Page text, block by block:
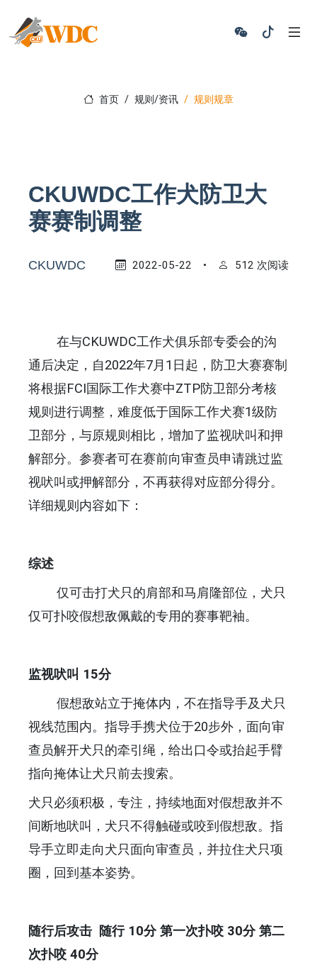
首页 规则/资讯 规则规章
CKUWDC工作犬防卫大
赛赛制调整
CKUWDC 2022-05-22 • 512 次阅读
在与CKUWDC工作犬俱乐部专委会的沟
通后决定，自2022年7月1日起，防卫大赛赛制
将根据FCI国际工作犬赛中ZTP防卫部分考核
规则进行调整，难度低于国际工作犬赛1级防
卫部分，与原规则相比，增加了监视吠叫和押
解部分。参赛者可在赛前向审查员申请跳过监
视吠叫或押解部分，不再获得对应部分得分。
详细规则内容如下：
综述
仅可击打犬只的肩部和马肩隆部位，犬只
仅可扑咬假想敌佩戴的专用的赛事靶袖。
监视吠叫 15分
假想敌站立于掩体内，不在指导手及犬只
视线范围内。指导手携犬位于20步外，面向审
查员解开犬只的牵引绳，给出口令或抬起手臂
指向掩体让犬只前去搜索。
犬只必须积极，专注，持续地面对假想敌并不
间断地吠叫，犬只不得触碰或咬到假想敌。指
导手立即走向犬只面向审查员，并拉住犬只项
圈，回到基本姿势。
随行后攻击 随行 10分 第一次扑咬 30分 第二
次扑咬 40分